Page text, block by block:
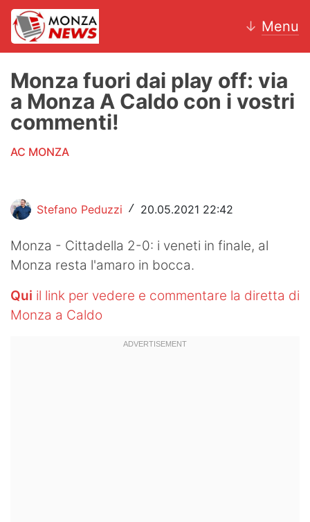
↓ Menu
News
AC Monza
Motori
Volley
Hockey
Altri sport
Monza fuori dai play off: via
a Monza A Caldo con i vostri
commenti!
AC MONZA
Stefano Peduzzi / 20.05.2021 22:42
Monza - Cittadella 2-0: i veneti in finale, al
Monza resta l'amaro in bocca.
Qui il link per vedere e commentare la diretta di
Monza a Caldo